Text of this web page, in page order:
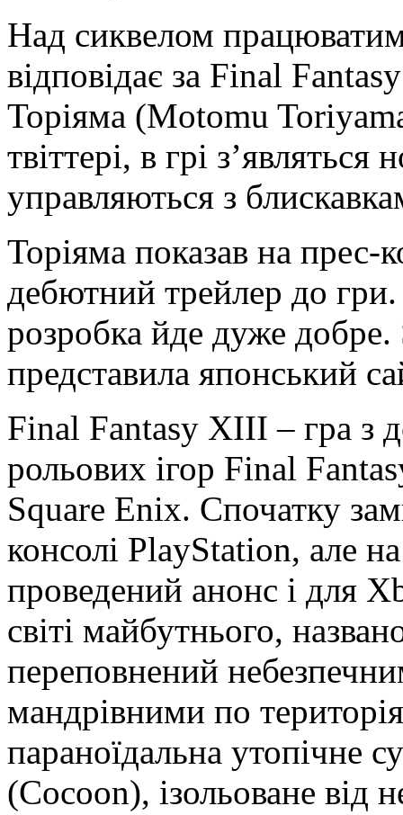
Над сиквелом
відповідає за Final
Торіяма (Motomu
твіттері, в грі з’являться
управляються з
Торіяма показав на прес-
дебютний трейлер до
розробка йде дуже
представила японський
Final Fantasy XIII – гра з
рольових ігор Final
Square Enix. Спочатку
консолі PlayStation, але
проведений анонс і для
світі майбутнього,
переповнений
мандрівними по
параноїдальна утопічне
(Cocoon), ізольоване від